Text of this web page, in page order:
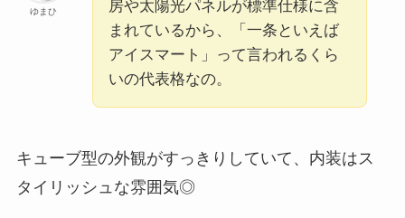
ゆまひ
房や太陽光パネルが標準仕様に含
まれているから、「一条といえば
アイスマート」って言われるくら
いの代表格なの。
キューブ型の外観がすっきりしていて、内装はス
タイリッシュな雰囲気◎